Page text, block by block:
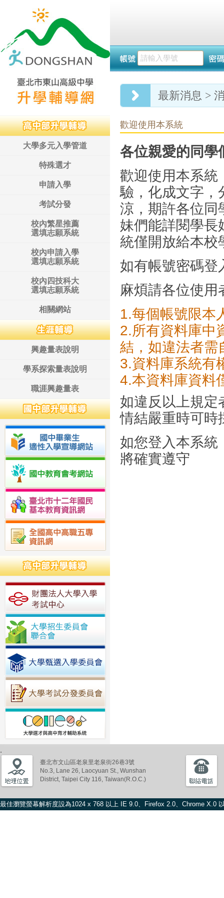
大學多元入學管道
特殊選才
申請入學
考試分發
校內繁星推薦
選填志願系統
校內申請入學
選填志願系統
校內四技科大
選填志願系統
相關網站
興趣量表說明
學系探索量表說明
職涯興趣量表
最新消息 >
歡迎使用本系統
各位親愛的同學
歡迎使用本系統
驗，化成文字，
涼，期許各位同
妹們能詳閱學長
統僅開放給本校
如有帳號密碼登
麻煩請各位使用
1.每個帳號限本
2.所有資料庫中
結，如違法者需
3.資料庫系統有
4.本資料庫資料
如違反以上規定
情結嚴重時可時
如您登入本系統
將確實遵守
臺北市文山區老泉里老泉街26巷3號
No.3, Lane 26, Laocyuan St., Wunshan
District, Taipei City 116, Taiwan(R.O.C.)
最佳瀏覽螢幕解析度設為1024 x 768 以上 IE 9.0、Firefox 2.0、Chrome X.0